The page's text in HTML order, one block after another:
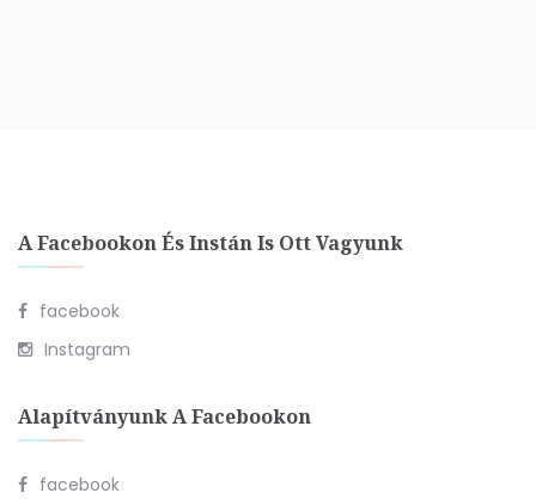
A Facebookon És Instán Is Ott Vagyunk
facebook
Instagram
Alapítványunk A Facebookon
facebook